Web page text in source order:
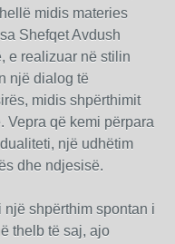
midis materies
Shefqet Avdush
e realizuar në stilin
një dialog të
midis shpërthimit
Vepra që kemi përpara
një udhëtim
dhe ndjesisë.
një shpërthim spontan i
thelb të saj, ajo